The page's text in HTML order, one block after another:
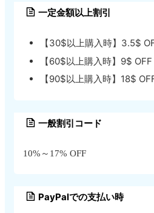
一定金額以上割引
【30$以上購入時】3.5$
【60$以上購入時】9$ OFF
【90$以上購入時】18$
一般割引コード
10%～17% OFF
PayPalでの支払い時